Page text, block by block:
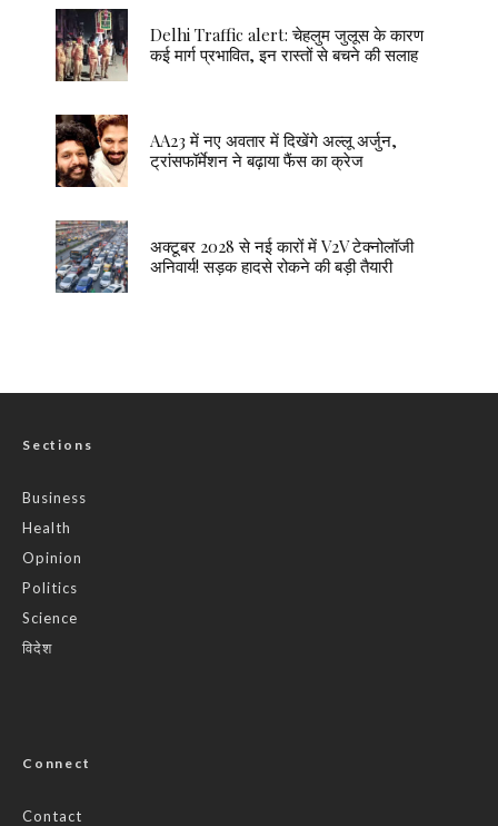
Delhi Traffic alert: चेहलुम जुलूस के कारण
कई मार्ग प्रभावित, इन रास्तों से बचने की सलाह
AA23 में नए अवतार में दिखेंगे अल्लू अर्जुन,
ट्रांसफॉर्मेशन ने बढ़ाया फैंस का क्रेज
अक्टूबर 2028 से नई कारों में V2V टेक्नोलॉजी
अनिवार्य! सड़क हादसे रोकने की बड़ी तैयारी
Sections
Business
Health
Opinion
Politics
Science
विदेश
Connect
Contact